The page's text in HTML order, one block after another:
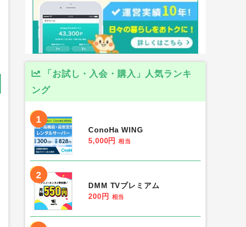
「お試し・入会・購入」人気ランキ
ング
1
ConoHa WING
5,000円 相当
2
DMM TVプレミアム
200円 相当